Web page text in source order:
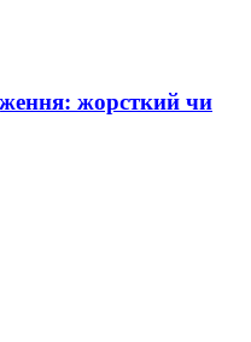
жорсткий чи